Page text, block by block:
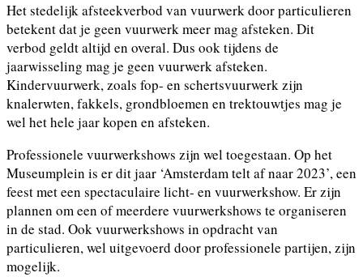
Het stedelijk afsteekverbod van vuurwerk door particulieren
betekent dat je geen vuurwerk meer mag afsteken. Dit
verbod geldt altijd en overal. Dus ook tijdens de
jaarwisseling mag je geen vuurwerk afsteken.
Kindervuurwerk, zoals fop- en schertsvuurwerk zijn
knalerwten, fakkels, grondbloemen en trektouwtjes mag je
wel het hele jaar kopen en afsteken.
Professionele vuurwerkshows zijn wel toegestaan. Op het
Museumplein is er dit jaar ‘Amsterdam telt af naar 2023’, een
feest met een spectaculaire licht- en vuurwerkshow. Er zijn
plannen om een of meerdere vuurwerkshows te organiseren
in de stad. Ook vuurwerkshows in opdracht van
particulieren, wel uitgevoerd door professionele partijen, zijn
mogelijk.